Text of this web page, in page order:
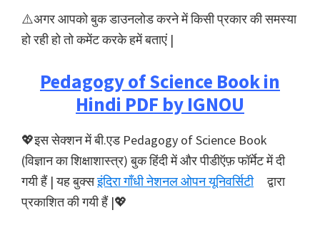
⚠️अगर आपको बुक डाउनलोड करने में किसी प्रकार की समस्या
हो रही हो तो कमेंट करके हमें बताएं |
Pedagogy of Science Book in
Hindi PDF by IGNOU
💖इस सेक्शन में बी.एड Pedagogy of Science Book
(विज्ञान का शिक्षाशास्त्र) बुक हिंदी में और पीडीऍफ़ फॉर्मेट में दी
गयी हैं | यह बुक्सइंदिरा गाँधी नेशनल ओपन यूनिवर्सिटी
द्वारा
प्रकाशित की गयी हैं |💖